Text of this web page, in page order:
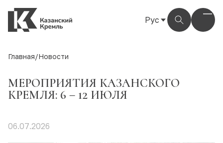
Рус
Главная/Новости
МЕРОПРИЯТИЯ КАЗАНСКОГО
КРЕМЛЯ: 6 – 12 ИЮЛЯ
06.07.2026